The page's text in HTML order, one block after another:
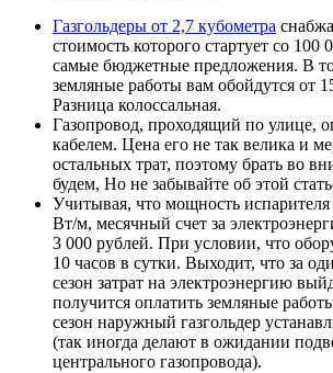
Газгольдеры от 2,7 кубометра
стоимость которого стартует со 100
самые бюджетные предложения. В
земляные работы вам обойдутся от
Разница колоссальная.
Газопровод, проходящий по улице,
кабелем. Цена его не так велика и
остальных трат, поэтому брать во
будем, Но не забывайте об этой
Учитывая, что мощность испарителя
Вт/м, месячный счет за
3 000 рублей. При условии, что
10 часов в сутки. Выходит, что за
сезон затрат на электроэнергию
получится оплатить земляные
сезон наружный газгольдер
(так иногда делают в ожидании
центрального газопровода).